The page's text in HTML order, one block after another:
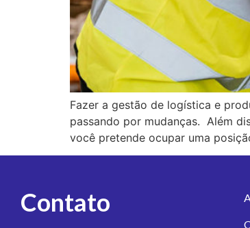
Fazer a gestão de logística e
passando por mudanças. Além
você pretende ocupar uma
Contato